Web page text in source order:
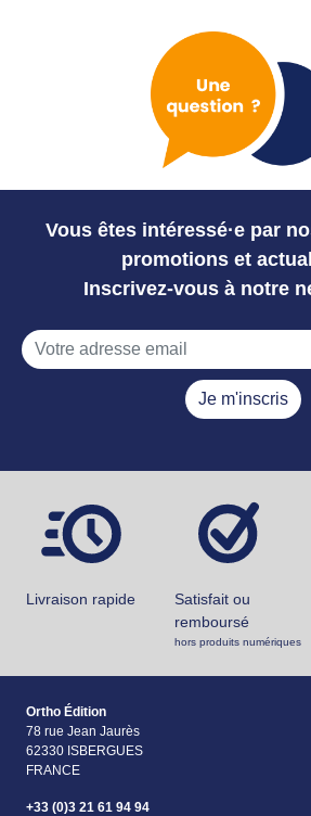
Vous êtes intéressé·e par
promotions et
Inscrivez-vous à notre
Je m'inscris
Livraison rapide
Satisfait ou
remboursé
hors produits numériques
Ortho Édition
78 rue Jean Jaurès
62330 ISBERGUES
FRANCE
+33 (0)3 21 61 94 94